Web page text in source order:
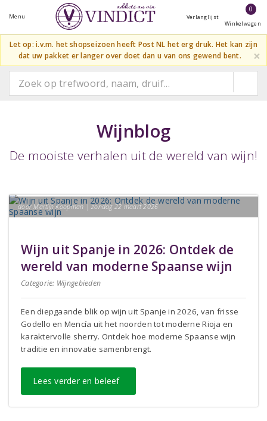
Menu Verlanglijst
0
Winkelwagen
Let op: i.v.m. het shopseizoen heeft Post NL het erg druk. Het kan zijn
dat uw pakket er langer over doet dan u van ons gewend bent.
×
Wijnblog
De mooiste verhalen uit de wereld van wijn!
door Martijn Koopman | zondag 22 maart 2026
Wijn uit Spanje in 2026: Ontdek de
wereld van moderne Spaanse wijn
Categorie: Wijngebieden
Een diepgaande blik op wijn uit Spanje in 2026, van frisse
Godello en Mencía uit het noorden tot moderne Rioja en
karaktervolle sherry. Ontdek hoe moderne Spaanse wijn
traditie en innovatie samenbrengt.
Lees verder en beleef